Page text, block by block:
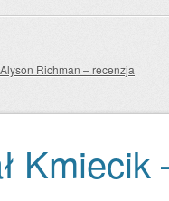
Richman – recenzja
Kmiecik